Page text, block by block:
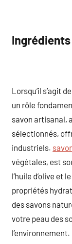
Lorsqu’il s’agit
un rôle
savon artisanal,
sélectionnés,
industriels.
végétales, est
l’huile d’olive et
propriétés
des savons
votre peau des
l’environnement.